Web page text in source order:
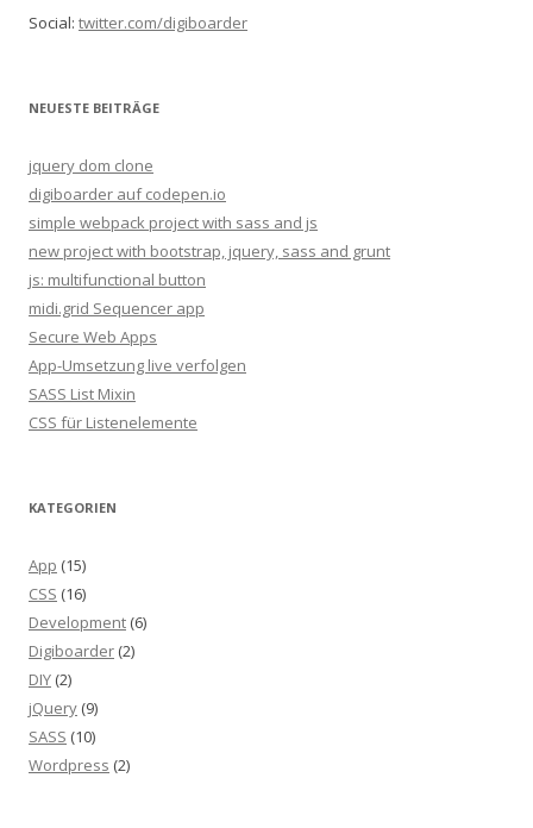
n
c
:
Social: twitter.com/digiboarder
NEUESTE BEITRÄGE
jquery dom clone
digiboarder auf codepen.io
simple webpack project with sass and js
new project with bootstrap, jquery, sass and grunt
js: multifunctional button
midi.grid Sequencer app
Secure Web Apps
App-Umsetzung live verfolgen
SASS List Mixin
CSS für Listenelemente
KATEGORIEN
App (15)
CSS (16)
Development (6)
Digiboarder (2)
DIY (2)
jQuery (9)
SASS (10)
Wordpress (2)